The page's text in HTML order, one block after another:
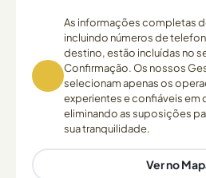
As informações completas
incluindo números de
destino, estão incluídas no
Confirmação. Os nossos
selecionam apenas os
experientes e confiáveis em
eliminando as suposições
sua tranquilidade.
Ver no